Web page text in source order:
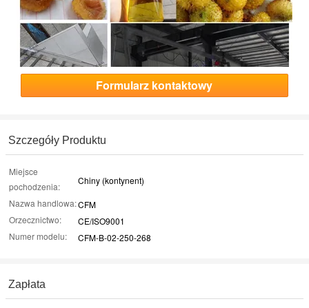
Formularz kontaktowy
Szczegóły Produktu
Miejsce
pochodzenia:
Chiny (kontynent)
Nazwa handlowa:CFM
Orzecznictwo:
CE/ISO9001
Numer modelu:
CFM-B-02-250-268
Zapłata